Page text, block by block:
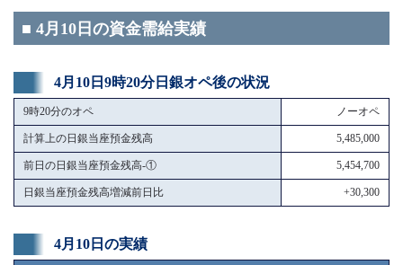
■ 4月10日の資金需給実績
4月10日9時20分日銀オペ後の状況
9時20分のオペ ノーオペ
計算上の日銀当座預金残高 5,485,000
前日の日銀当座預金残高-① 5,454,700
日銀当座預金残高増減前日比 +30,300
4月10日の実績